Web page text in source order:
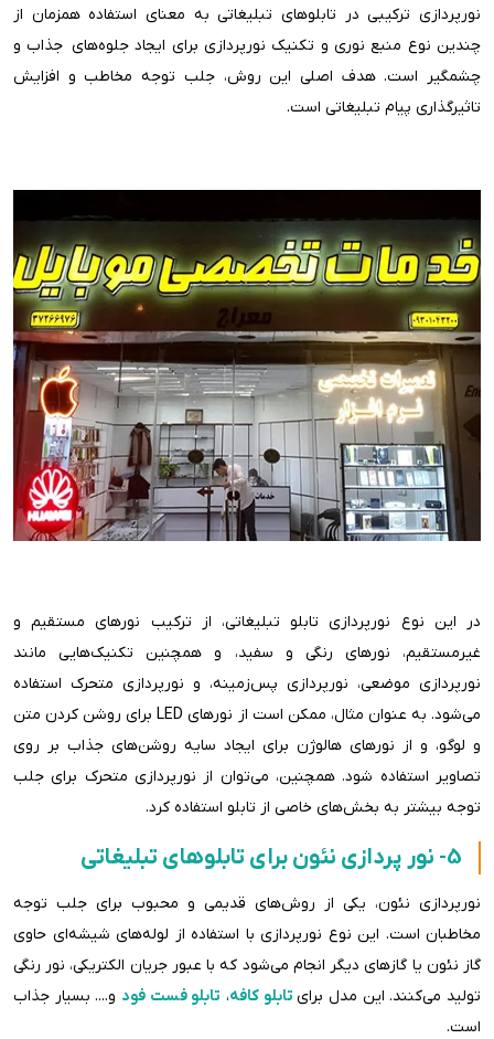
نورپردازی ترکیبی در تابلوهای تبلیغاتی به معنای استفاده همزمان از
چندین نوع منبع نوری و تکنیک نورپردازی برای ایجاد جلوه‌های جذاب و
چشمگیر است. هدف اصلی این روش، جلب توجه مخاطب و افزایش
تاثیرگذاری پیام تبلیغاتی است.
در این نوع نورپردازی تابلو تبلیغاتی، از ترکیب نورهای مستقیم و
غیرمستقیم، نورهای رنگی و سفید، و همچنین تکنیک‌هایی مانند
نورپردازی موضعی، نورپردازی پس‌زمینه، و نورپردازی متحرک استفاده
می‌شود. به عنوان مثال، ممکن است از نورهای LED برای روشن کردن متن
و لوگو، و از نورهای هالوژن برای ایجاد سایه روشن‌های جذاب بر روی
تصاویر استفاده شود. همچنین، می‌توان از نورپردازی متحرک برای جلب
توجه بیشتر به بخش‌های خاصی از تابلو استفاده کرد.
5- نور پردازی نئون برای تابلوهای تبلیغاتی
نورپردازی نئون، یکی از روش‌های قدیمی و محبوب برای جلب توجه
مخاطبان است. این نوع نورپردازی با استفاده از لوله‌های شیشه‌ای حاوی
گاز نئون یا گازهای دیگر انجام می‌شود که با عبور جریان الکتریکی، نور رنگی
تولید می‌کنند. این مدل برای تابلو کافه، تابلو فست فود و.... بسیار جذاب
است.